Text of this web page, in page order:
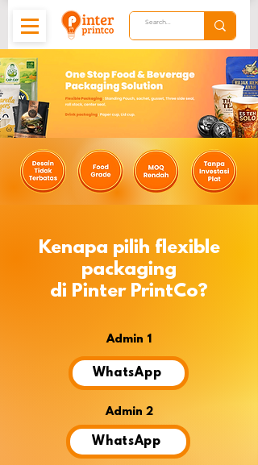
Kenapa pilih flexible
packaging
di Pinter PrintCo?
Admin 1
WhatsApp
Admin 2
WhatsApp